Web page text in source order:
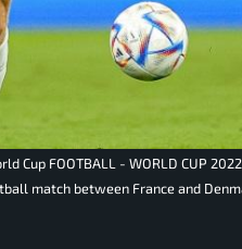
FOOTBALL - WORLD CUP
match between France and